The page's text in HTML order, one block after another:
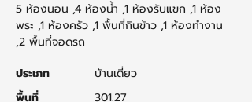
5 ห้องนอน ,4 ห้องน้ำ ,1 ห้องรับแขก ,1 ห้อง
พระ ,1 ห้องครัว ,1 พื้นที่กินข้าว ,1 ห้องทำงาน
,2 พื้นที่จอดรถ
ประเภท
บ้านเดี่ยว
พื้นที่
301.27